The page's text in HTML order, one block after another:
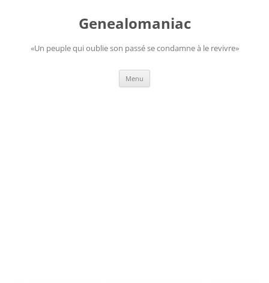
Genealomaniac
«Un peuple qui oublie son passé se condamne à le revivre»
Menu